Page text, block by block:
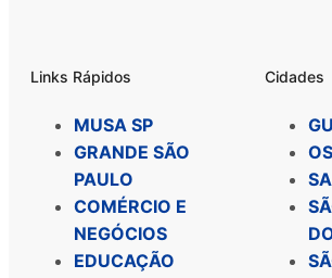
Links Rápidos
MUSA SP
GRANDE SÃO
PAULO
COMÉRCIO E
NEGÓCIOS
EDUCAÇÃO
Cidades